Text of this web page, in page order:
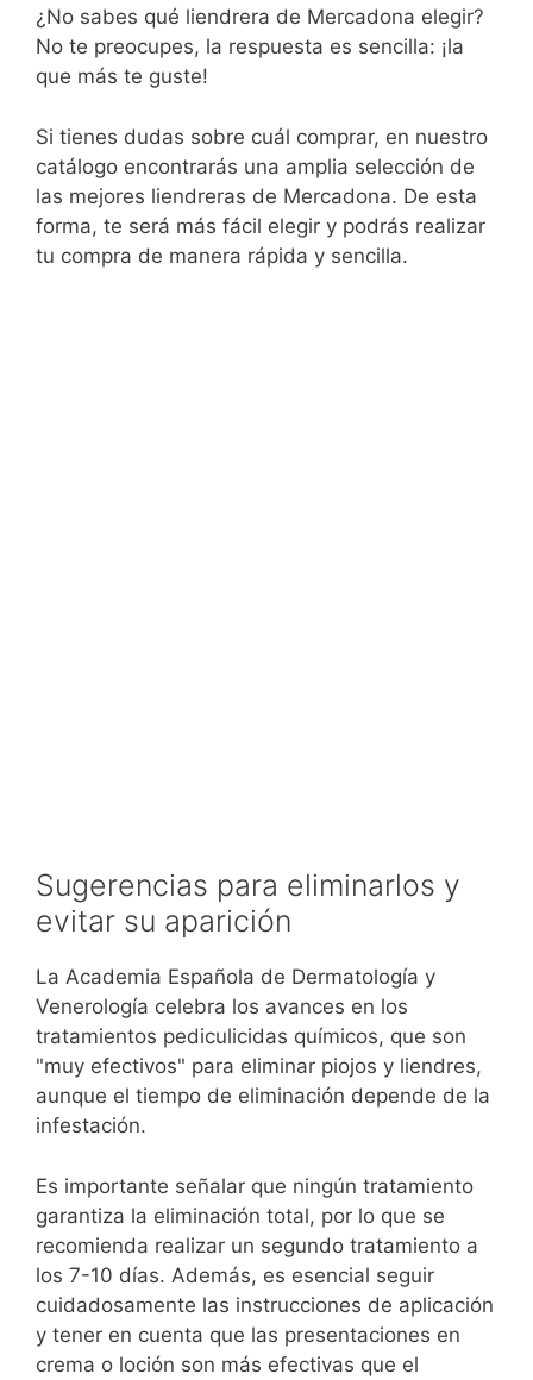
¿No sabes qué liendrera de Mercadona elegir?
No te preocupes, la respuesta es sencilla: ¡la
que más te guste!
Si tienes dudas sobre cuál comprar, en nuestro
catálogo encontrarás una amplia selección de
las mejores liendreras de Mercadona. De esta
forma, te será más fácil elegir y podrás realizar
tu compra de manera rápida y sencilla.
Sugerencias para eliminarlos y
evitar su aparición
La Academia Española de Dermatología y
Venerología celebra los avances en los
tratamientos pediculicidas químicos, que son
"muy efectivos" para eliminar piojos y liendres,
aunque el tiempo de eliminación depende de la
infestación.
Es importante señalar que ningún tratamiento
garantiza la eliminación total, por lo que se
recomienda realizar un segundo tratamiento a
los 7-10 días. Además, es esencial seguir
cuidadosamente las instrucciones de aplicación
y tener en cuenta que las presentaciones en
crema o loción son más efectivas que el